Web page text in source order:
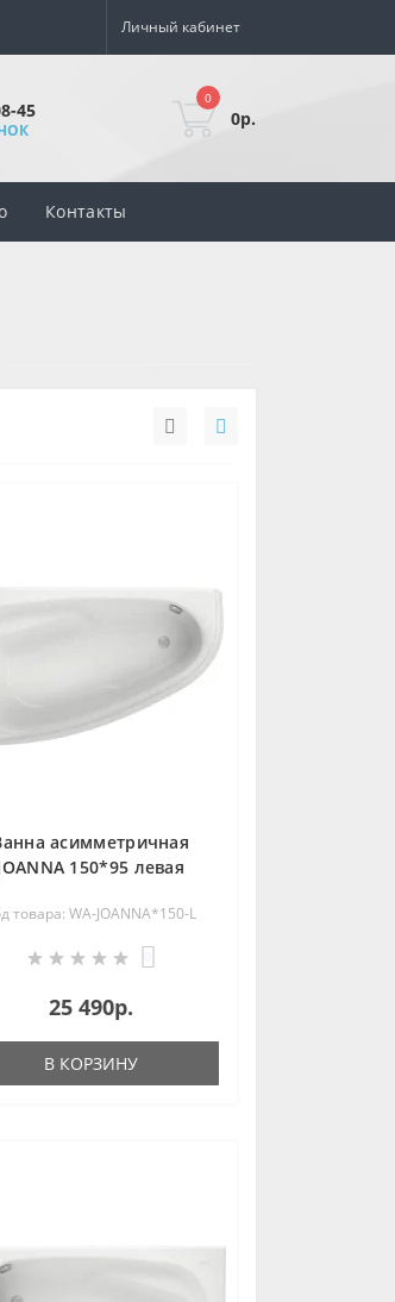
Личный кабинет
45
0
0р.
Контакты
асимметричная
150*95 левая
товара: WA-JOANNA*150-L
25 490р.
В КОРЗИНУ